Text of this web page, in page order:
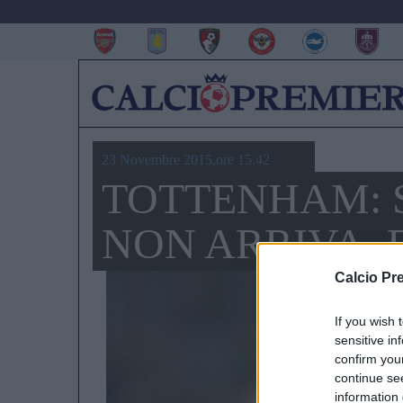
Calcio
If you wish
sensitive
confirm
continue
information
23 Novembre 2015,ore 15.42
TOTTENHAM:
NON ARRIVA,